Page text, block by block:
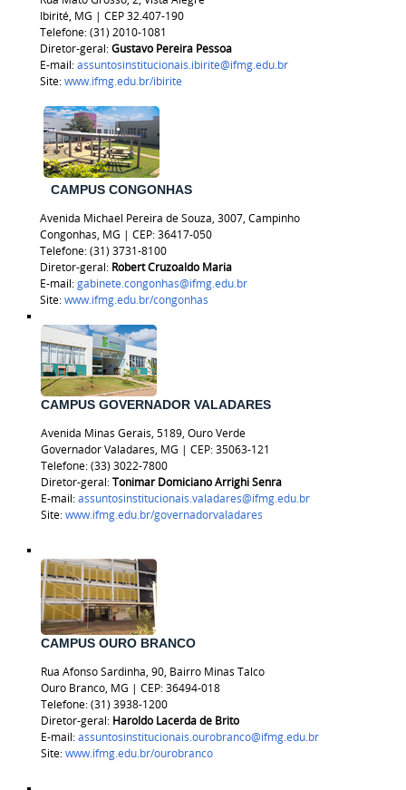
Ibirité, MG | CEP 32.407-190
Telefone: (31) 2010-1081
Diretor-geral:Gustavo Pereira Pessoa
E-mail:assuntosinstitucionais.ibirite@ifmg.edu.br
Site:www.ifmg.edu.br/ibirite
CAMPUS CONGONHAS
Avenida Michael Pereira de Souza, 3007, Campinho
Congonhas, MG | CEP: 36417-050
Telefone: (31) 3731-8100
Diretor-geral: Robert Cruzoaldo Maria
E-mail:gabinete.congonhas@ifmg.edu.br
Site:www.ifmg.edu.br/congonhas
CAMPUS GOVERNADOR VALADARES
Avenida Minas Gerais, 5189, Ouro Verde
Governador Valadares, MG | CEP: 35063-121
Telefone: (33) 3022-7800
Diretor-geral:Tonimar Domiciano Arrighi Senra
E-mail:assuntosinstitucionais.valadares@ifmg.edu.br
Site:www.ifmg.edu.br/governadorvaladares
CAMPUS OURO BRANCO
Rua Afonso Sardinha, 90, Bairro Minas Talco
Ouro Branco, MG | CEP: 36494-018
Telefone:(31) 3938-1200
Diretor-geral: Haroldo Lacerda de Brito
E-mail:assuntosinstitucionais.ourobranco@ifmg.edu.br
Site:www.ifmg.edu.br/ourobranco